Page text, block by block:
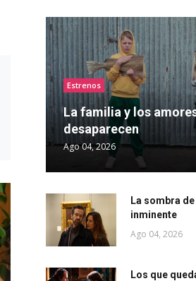
Estrenos
La familia y los
desaparecen
Ago 04, 2026
La sombra
inminente
Ago 04, 2026
Los que